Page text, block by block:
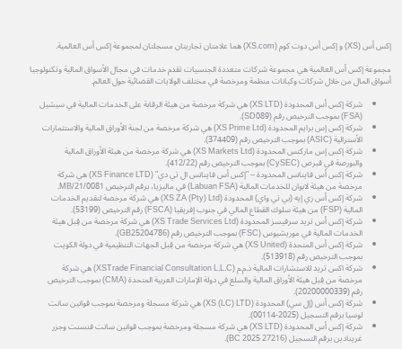
إكس أس (XS) و إكس أس دوت كوم (XS.com) هما علامتان تجاريتان مسجلتان لمجموعة إكس أس العالمية.
مجموعة إكس أس العالمية هي مجموعة شركات متعددة الجنسيات تقدم خدمات في مجال الأسواق المالية وتكنولوجيا
أسواق المال من خلال شركات وكيانات منظمة ومرخصة في مختلف الولايات القضائية حول العالم.
شركة إكس أس المحدودة (XS LTD) هي شركة مرخصة من هيئة الرقابة على الخدمات المالية في سيشيل
(FSA) بموجب الترخيص رقم (SD089).
شركة إكس إس برايم المحدودة (XS Prime Ltd) هي شركة مرخصة من لجنة الأوراق المالية والاستثمارات
الأسترالية (ASIC) بموجب الترخيص رقم (374409).
شركة إكس إس ماركتس المحدودة (XS Markets Ltd) هي شركة مرخصة من هيئة الأوراق المالية
والبورصة في قبرص (CySEC) بموجب الترخيص رقم (412/22).
شركة إكس أس فاينانس المحدودة – "إكس أس فاينانس ال تي دي" (XS Finance LTD) هي شركة
مرخصة من هيئة لابوان للخدمات المالية (Labuan FSA) في ماليزيا، برقم الترخيص MB/21/0081.
شركة إكس أس زي إيه (بي تي واي) المحدودة (XS ZA (Pty) Ltd) هي شركة مرخصة لتقديم الخدمات
المالية (FSP) من هيئة سلوك القطاع المالي في جنوب إفريقيا (FSCA) رقم الترخيص (53199).
شركة إكس أس تريد سرفيسز المحدودة (XS Trade Services Ltd) هي شركة مرخصة من قِبل هيئة
الخدمات المالية في موريشيوس (FSC) بموجب الترخيص رقم (GB25204786).
شركة إكس أس المتحدة (XS United) هي شركة مرخصة من قِبل الجهات التنظيمية في دولة الكويت
بموجب الترخيص رقم (513918).
شركة اكس تريد للاستشارات المالية ذ.م.م (XSTrade Financial Consultation L.L.C) هي شركة
مرخصة من قِبل هيئة الأوراق المالية والسلع في دولة الإمارات العربية المتحدة (CMA) بموجب الترخيص
رقم (20200000339).
شركة إكس أس (إل سي) المحدودة (XS (LC) LTD) هي شركة مسجلة ومرخصة بموجب قوانين سانت
لوسيا برقم التسجيل (2025-00114).
شركة إكس أس المحدودة (XS LTD) هي شركة مسجلة ومرخصة بموجب قوانين سانت فنسنت وجزر
غرينادين برقم التسجيل (27216 BC 2025).